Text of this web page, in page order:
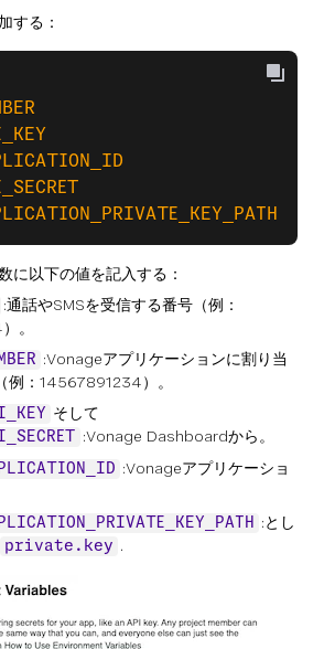
する：
に以下の値を記入する：
:通話やSMSを受信する番号（例：
。
:Vonageアプリケーションに割り当
例：14567891234）。
そして
:Vonage Dashboardから。
:Vonageアプリケーショ
:とし
private.key .